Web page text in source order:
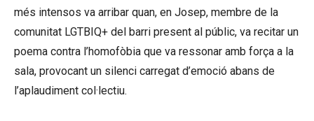
més intensos va arribar quan, en Josep, membre de la
comunitat LGTBIQ+ del barri present al públic, va recitar un
poema contra l’homofòbia que va ressonar amb força a la
sala, provocant un silenci carregat d’emoció abans de
l’aplaudiment col·lectiu.